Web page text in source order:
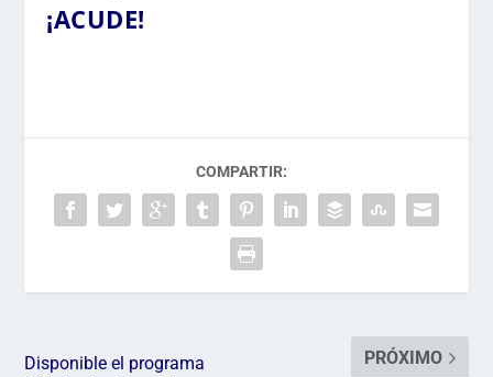
¡ACUDE!
COMPARTIR:
Disponible el programa
PRÓXIMO